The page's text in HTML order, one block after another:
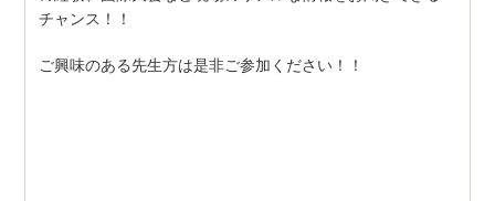
チャンス！！
ご興味のある先生方は是非ご参加ください！！